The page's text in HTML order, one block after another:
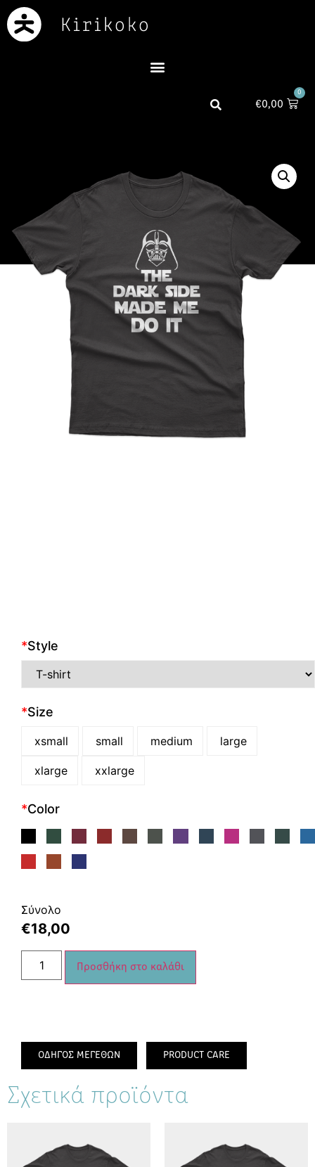
€0,00
0
*Style
*Size
xsmall small medium large
xlarge xxlarge
*Color
Σύνολο
€18,00
Προσθήκη στο καλάθι
ΟΔΗΓΟΣ ΜΕΓΕΘΩΝ PRODUCT CARE
Σχετικά προϊόντα